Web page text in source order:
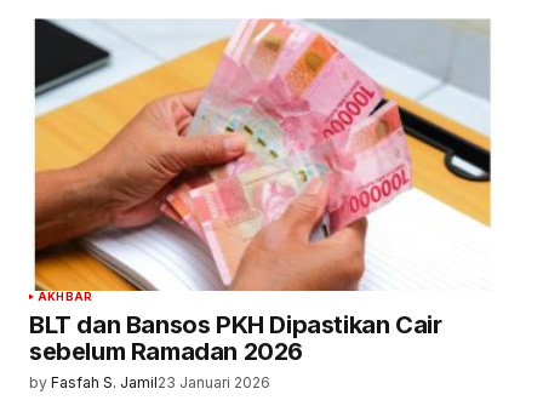
AKHBAR
BLT dan Bansos PKH Dipastikan Cair
sebelum Ramadan 2026
by Fasfah S. Jamil23 Januari 2026